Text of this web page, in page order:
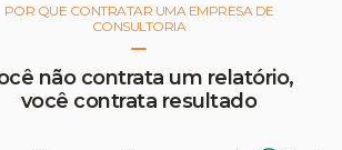
POR QUE CONTRATAR UMA EMPRESA DE
CONSULTORIA
não contrata um relatório,
você contrata resultado